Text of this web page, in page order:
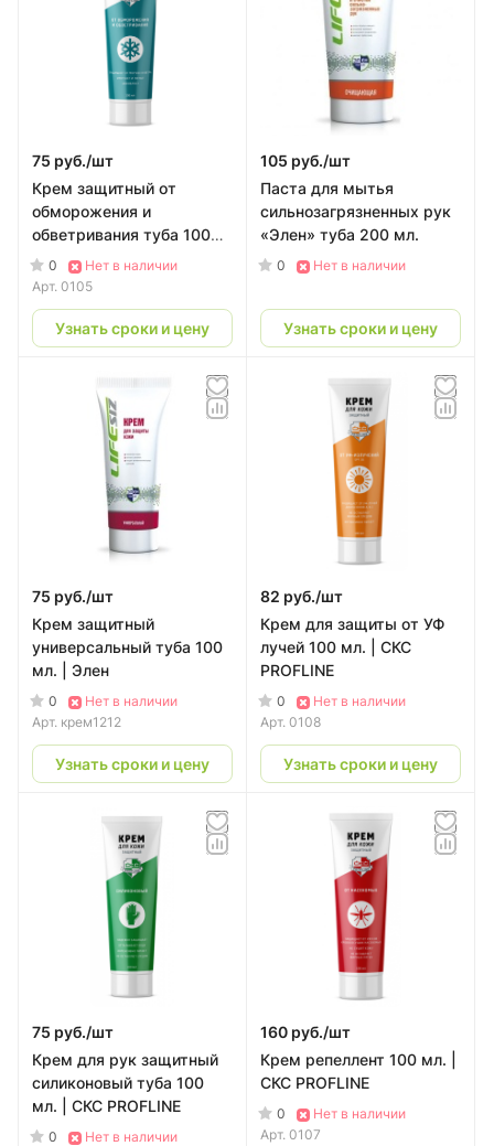
75 руб./шт
Крем защитный от
обморожения и
обветривания туба 100
мл. | CКС PROFLINE
0
Нет в наличии
Арт. 0105
Узнать сроки и цену
105 руб./шт
Паста для мытья
сильнозагрязненных рук
«Элен» туба 200 мл.
0 Нет в наличии
Узнать сроки и цену
75 руб./шт
Крем защитный
универсальный туба 100
мл. | Элен
0
Нет в наличии
Арт. крем1212
Узнать сроки и цену
82 руб./шт
Крем для защиты от УФ
лучей 100 мл. | CКС
PROFLINE
0
Нет в наличии
Арт. 0108
Узнать сроки и цену
75 руб./шт
Крем для рук защитный
силиконовый туба 100
мл. | CКС PROFLINE
0
Нет в наличии
160 руб./шт
Крем репеллент 100 мл. |
CКС PROFLINE
0
Нет в наличии
Арт. 0107